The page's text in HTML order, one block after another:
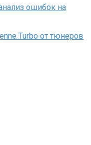
ошибок на
Turbo от тюнеров